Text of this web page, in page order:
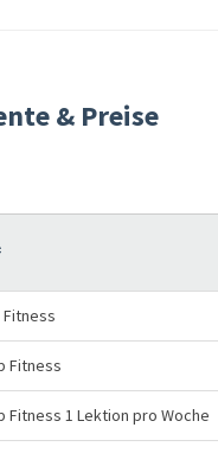
& Preise
Fitness
Fitness
Fitness 1 Lektion pro Woche